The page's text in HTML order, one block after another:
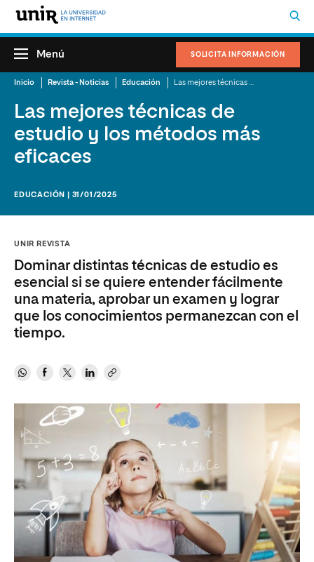
SOLICITA INFORMACIÓN
Menú
Inicio Revista - Noticias Educación
Las mejores técnicas de
estudio y los métodos más
eficaces
EDUCACIÓN | 31/01/2025
UNIR REVISTA
Dominar distintas técnicas de estudio es
esencial si se quiere entender fácilmente
una materia, aprobar un examen y lograr
que los conocimientos permanezcan con el
tiempo.